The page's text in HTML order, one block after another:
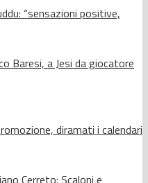
“sensazioni positive,
Baresi, a Jesi da giocatore
diramati i calendari
Cerreto: Scaloni e